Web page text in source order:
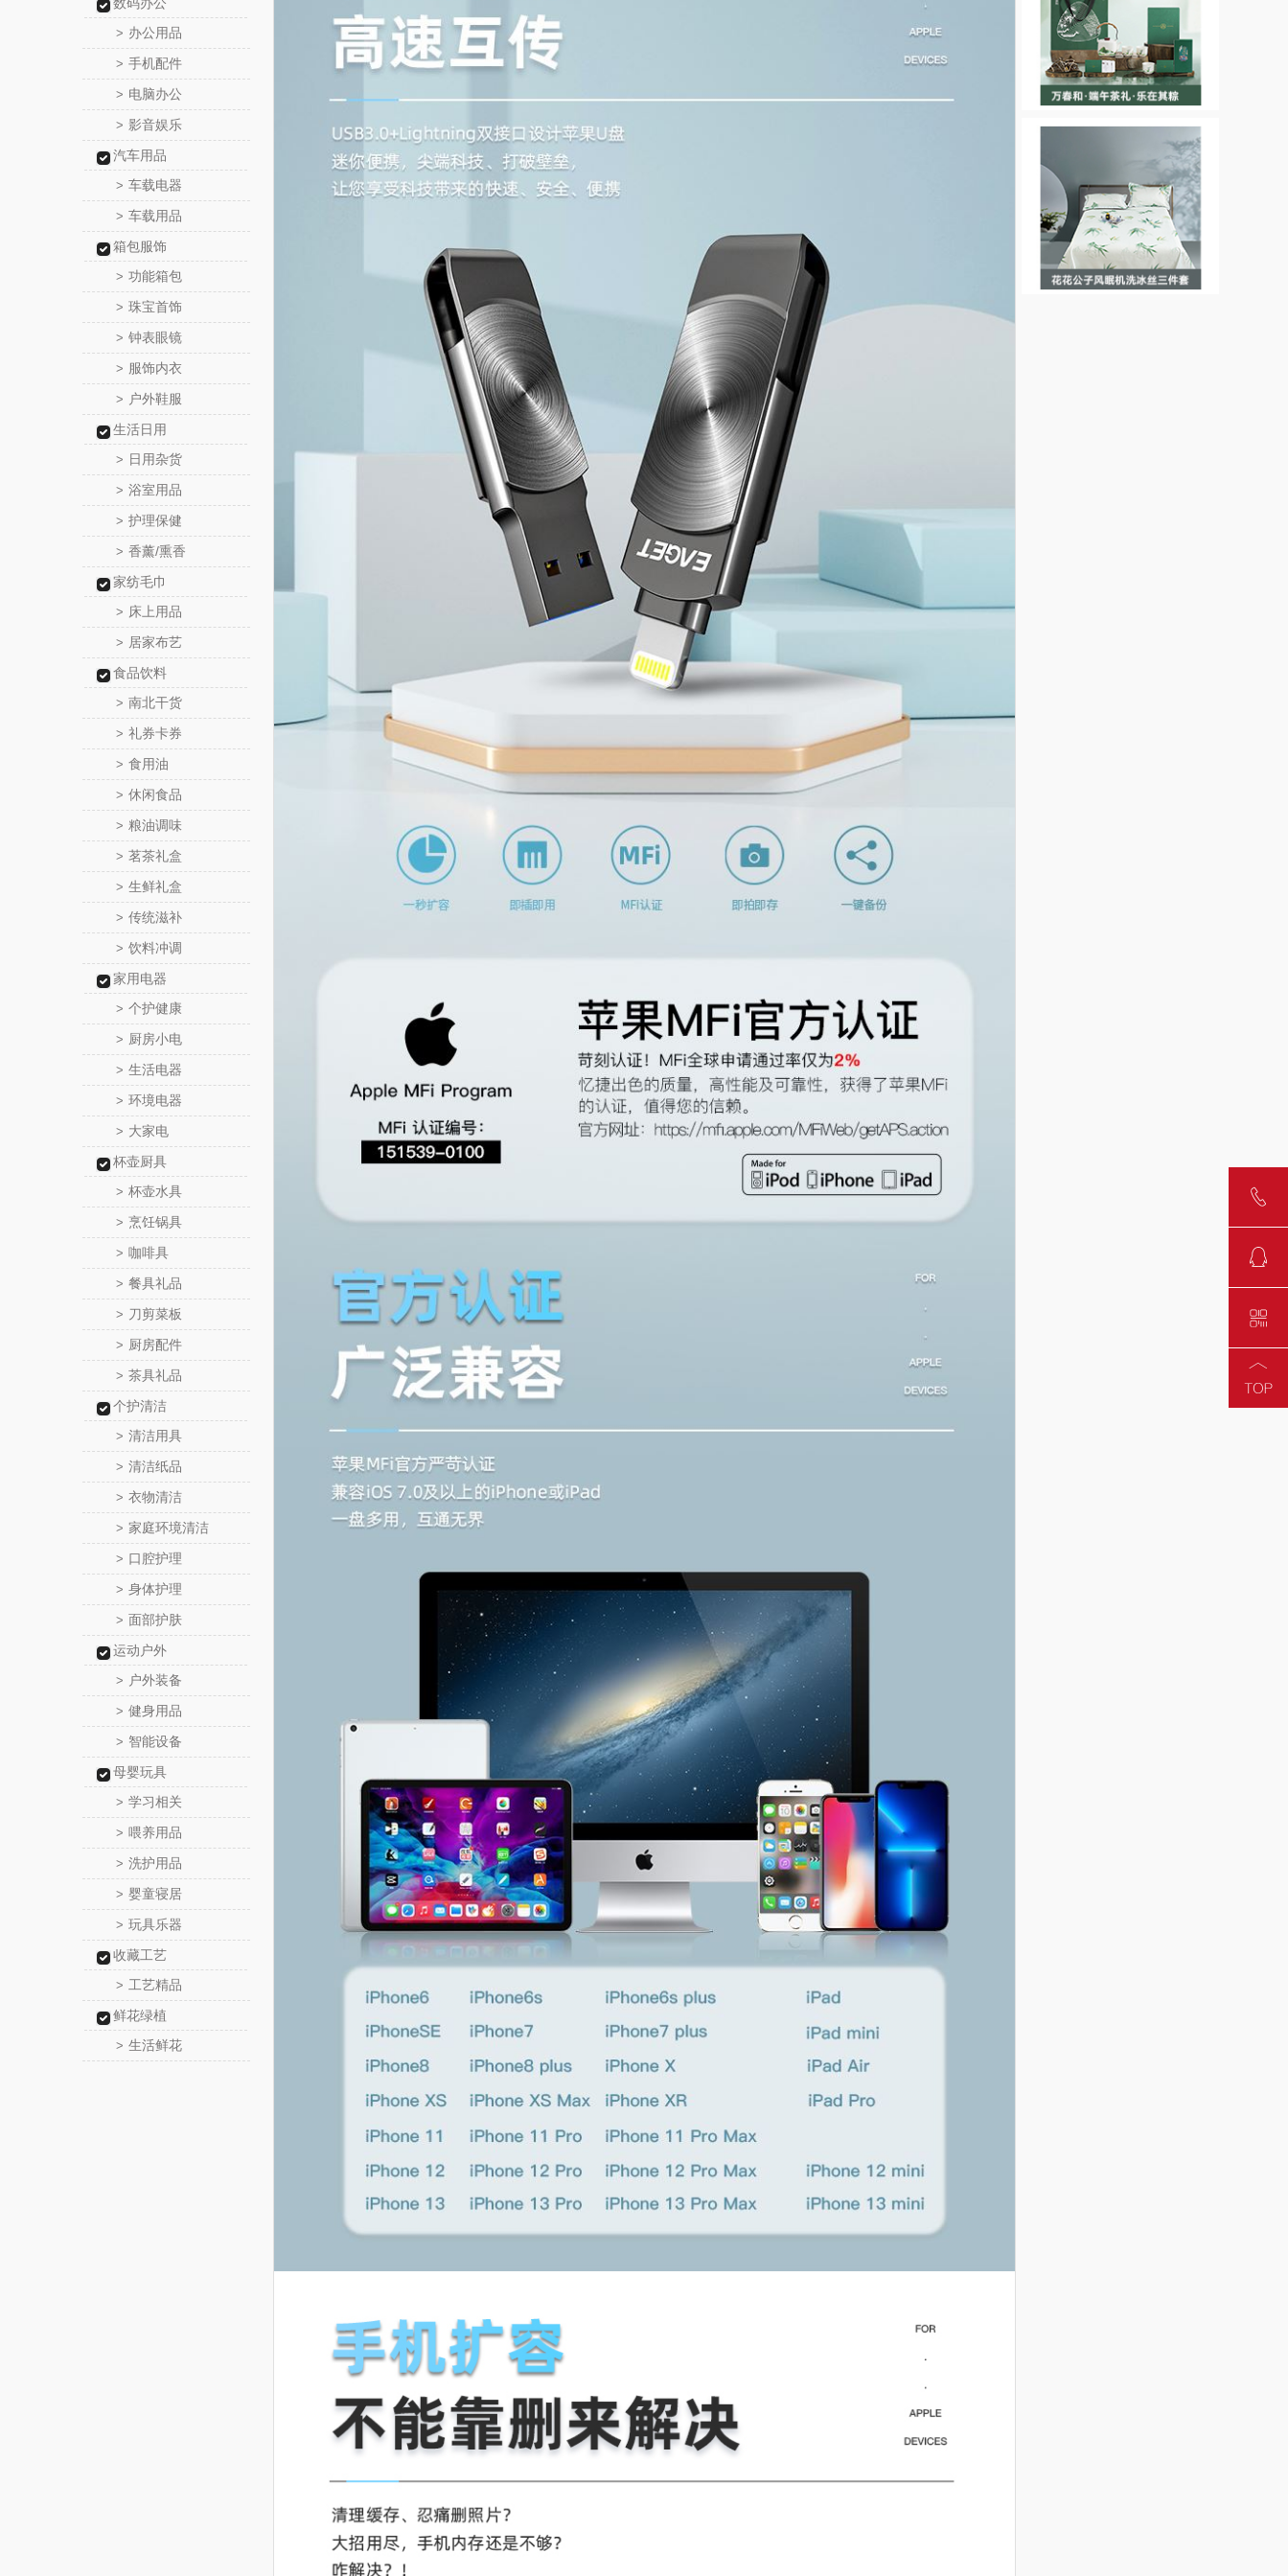
> 办公用品
> 手机配件
> 电脑办公
> 影音娱乐
汽车用品
> 车载电器
> 车载用品
箱包服饰
> 功能箱包
> 珠宝首饰
> 钟表眼镜
> 服饰内衣
> 户外鞋服
生活日用
> 日用杂货
> 浴室用品
> 护理保健
> 香薰/熏香
家纺毛巾
> 床上用品
> 居家布艺
食品饮料
> 南北干货
> 礼券卡券
> 食用油
> 休闲食品
> 粮油调味
> 茗茶礼盒
> 生鲜礼盒
> 传统滋补
> 饮料冲调
家用电器
> 个护健康
> 厨房小电
> 生活电器
> 环境电器
> 大家电
杯壶厨具
> 杯壶水具
> 烹饪锅具
> 咖啡具
> 餐具礼品
> 刀剪菜板
> 厨房配件
> 茶具礼品
个护清洁
> 清洁用具
> 清洁纸品
> 衣物清洁
> 家庭环境清洁
> 口腔护理
> 身体护理
> 面部护肤
运动户外
> 户外装备
> 健身用品
> 智能设备
母婴玩具
> 学习相关
> 喂养用品
> 洗护用品
> 婴童寝居
> 玩具乐器
收藏工艺
> 工艺精品
鲜花绿植
> 生活鲜花